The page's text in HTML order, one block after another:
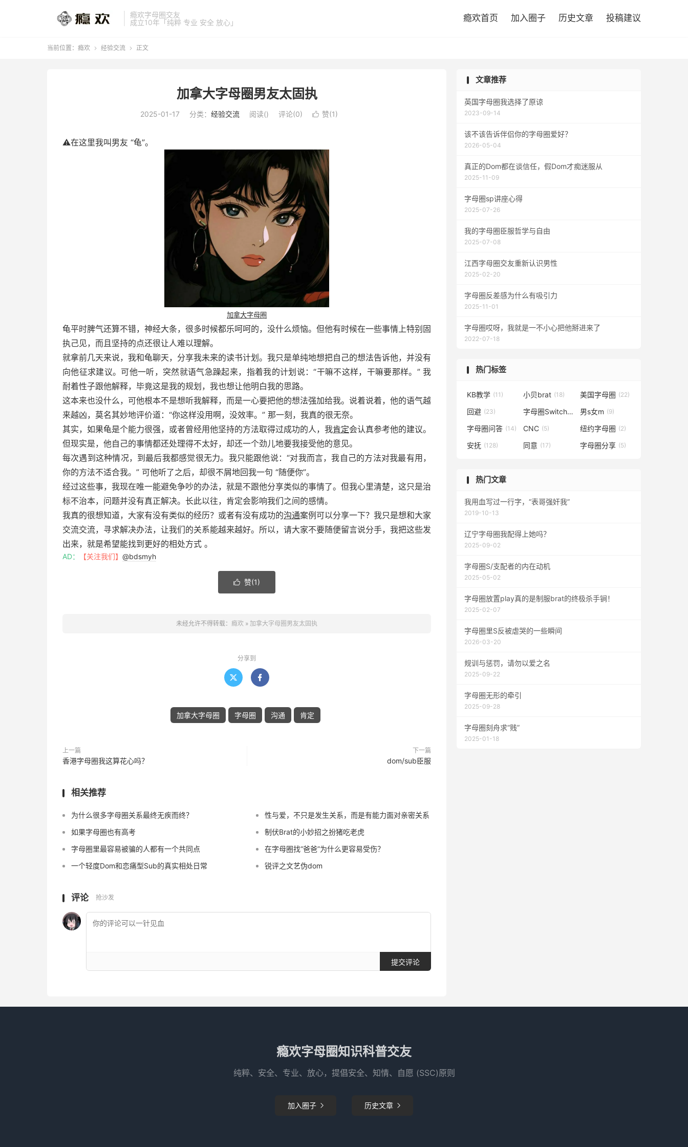
瘾欢字母圈交友
成立10年「纯粹 专业 安全 放心」
瘾欢首页 加入圈子 历史文章 投稿建议
当前位置： 瘾欢  经验交流  正文
加拿大字母圈男友太固执
2025-01-17 分类： 经验交流 阅读() 评论(0)  赞(1)
⚠️在这里我叫男友 “龟”。
加拿大字母圈
龟平时脾气还算不错，神经大条，很多时候都乐呵呵的，没什么烦恼。但他有时候在一些事情上特别固
执己见，而且坚持的点还很让人难以理解。
就拿前几天来说，我和龟聊天，分享我未来的读书计划。我只是单纯地想把自己的想法告诉他，并没有
向他征求建议。可他一听，突然就语气急躁起来，指着我的计划说：“干嘛不这样，干嘛要那样。” 我
耐着性子跟他解释，毕竟这是我的规划，我也想让他明白我的思路。
这本来也没什么，可他根本不是想听我解释，而是一心要把他的想法强加给我。说着说着，他的语气越
来越凶，莫名其妙地评价道：“你这样没用啊，没效率。” 那一刻，我真的很无奈。
其实，如果龟是个能力很强，或者曾经用他坚持的方法取得过成功的人，我肯定会认真参考他的建议。
但现实是，他自己的事情都还处理得不太好，却还一个劲儿地要我接受他的意见。
每次遇到这种情况，到最后我都感觉很无力。我只能跟他说：“对我而言，我自己的方法对我最有用，
你的方法不适合我。” 可他听了之后，却很不屑地回我一句 “随便你”。
经过这些事，我现在唯一能避免争吵的办法，就是不跟他分享类似的事情了。但我心里清楚，这只是治
标不治本，问题并没有真正解决。长此以往，肯定会影响我们之间的感情。
我真的很想知道，大家有没有类似的经历？或者有没有成功的沟通案例可以分享一下？我只是想和大家
交流交流，寻求解决办法，让我们的关系能越来越好。所以，请大家不要随便留言说分手，我把这些发
出来，就是希望能找到更好的相处方式 。
AD： 【关注我们】 @bdsmyh
 赞(1)
未经允许不得转载： 瘾欢 » 加拿大字母圈男友太固执
分享到
 
加拿大字母圈 字母圈 沟通 肯定
上一篇
香港字母圈我这算花心吗？
下一篇
dom/sub臣服
相关推荐
为什么很多字母圈关系最终无疾而终？
性与爱，不只是发生关系，而是有能力面对亲密关系
如果字母圈也有高考
制伏Brat的小妙招之扮猪吃老虎
字母圈里最容易被骗的人都有一个共同点
在字母圈找“爸爸”为什么更容易受伤？
一个轻度Dom和恋痛型Sub的真实相处日常
锐评之文艺伪dom
评论 抢沙发
提交评论
文章推荐
英国字母圈我选择了原谅
2023-09-14
该不该告诉伴侣你的字母圈爱好？
2026-05-04
真正的Dom都在谈信任，假Dom才痴迷服从
2025-11-09
字母圈sp讲座心得
2025-07-26
我的字母圈臣服哲学与自由
2025-07-08
江西字母圈交友重新认识男性
2025-02-20
字母圈反差感为什么有吸引力
2025-11-01
字母圈哎呀，我就是一不小心把他掰进来了
2022-07-18
热门标签
KB教学 (11) 小贝brat (18) 美国字母圈 (22)
回避 (23) 字母圈Switch(17)男s女m (9)
字母圈问答 (14) CNC (5) 纽约字母圈 (2)
安抚 (128) 同意 (17) 字母圈分享 (5)
热门文章
我用血写过一行字，“表哥强奸我”
2019-10-13
辽宁字母圈我配得上她吗？
2025-09-02
字母圈S/支配者的内在动机
2025-05-02
字母圈放置play真的是制服brat的终极杀手锏！
2025-02-07
字母圈里S反被虐哭的一些瞬间
2026-03-20
规训与惩罚，请勿以爱之名
2025-09-22
字母圈无形的牵引
2025-09-28
字母圈刻舟求“贱”
2025-01-18
瘾欢字母圈知识科普交友
纯粹、安全、专业、放心，提倡安全、知情、自愿 (SSC)原则
加入圈子  历史文章 